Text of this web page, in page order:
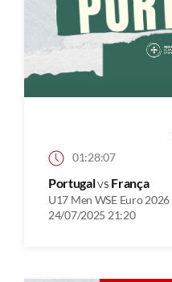
01:28:07
Portugalvs França
U17 Men WSE Euro
24/07/2025 21:20